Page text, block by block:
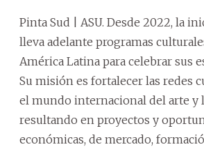
Pinta Sud | ASU. Desde 2022, la
lleva adelante programas
América Latina para celebrar sus
Su misión es fortalecer las redes
el mundo internacional del arte y
resultando en proyectos y
económicas, de mercado,